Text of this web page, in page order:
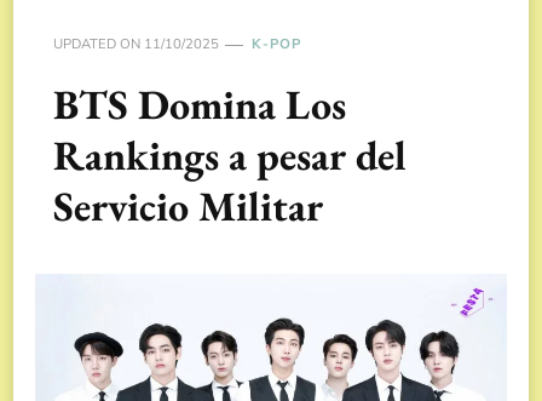
UPDATED ON 11/10/2025 K-POP
BTS Domina Los
Rankings a pesar del
Servicio Militar